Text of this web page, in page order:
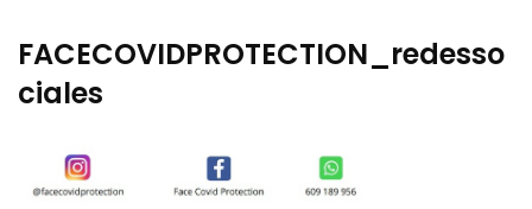
FACECOVIDPROTECTION_redesso
ciales